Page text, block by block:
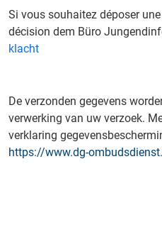
Si vous souhaitez déposer
décision dem Büro
klacht
De verzonden gegevens
verwerking van uw verzoek.
verklaring
https://www.dg-